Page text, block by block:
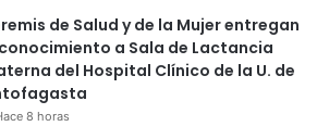
de Salud y de la Mujer entregan
a Sala de Lactancia
del Hospital Clínico de la U. de
8 horas